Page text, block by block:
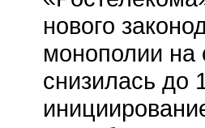
нового
монополии на
снизилась до